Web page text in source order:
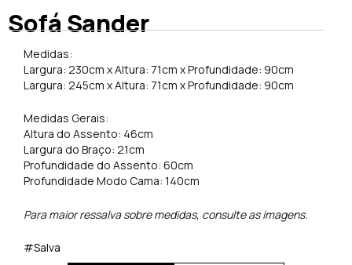
Sofá Sander
Medidas:
Largura: 230cm x Altura: 71cm x Profundidade: 90cm
Largura: 245cm x Altura: 71cm x Profundidade: 90cm
Medidas Gerais:
Altura do Assento: 46cm
Largura do Braço: 21cm
Profundidade do Assento: 60cm
Profundidade Modo Cama: 140cm
Para maior ressalva sobre medidas, consulte as imagens.
#Salva